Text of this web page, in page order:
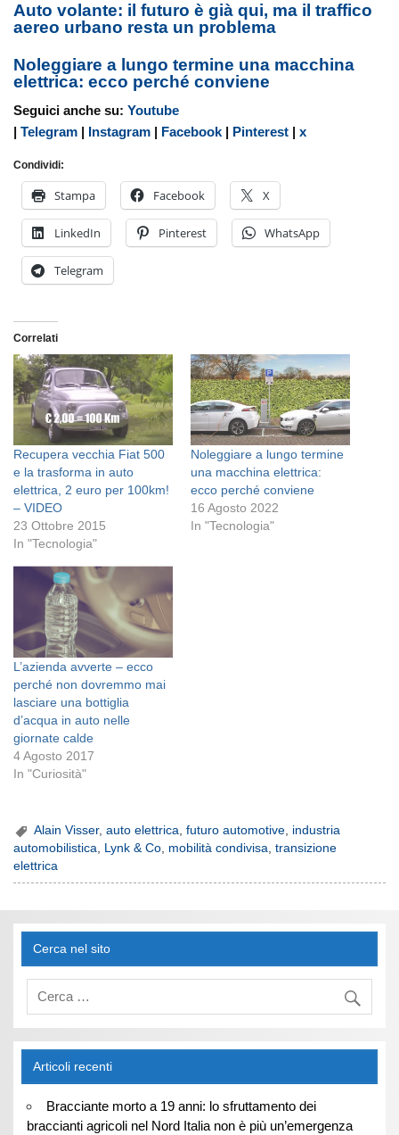
Auto volante: il futuro è già qui, ma il traffico
aereo urbano resta un problema
Noleggiare a lungo termine una macchina
elettrica: ecco perché conviene
Seguici anche su:Youtube
|Telegram | Instagram | Facebook | Pinterest |x
Condividi:
Stampa Facebook X
LinkedIn Pinterest WhatsApp
Telegram
Correlati
Recupera vecchia Fiat 500
e la trasforma in auto
elettrica, 2 euro per 100km!
– VIDEO
23 Ottobre 2015
In "Tecnologia"
Noleggiare a lungo termine
una macchina elettrica:
ecco perché conviene
16 Agosto 2022
In "Tecnologia"
L’azienda avverte – ecco
perché non dovremmo mai
lasciare una bottiglia
d’acqua in auto nelle
giornate calde
4 Agosto 2017
In "Curiosità"
Alain Visser,auto elettrica ,futuro automotive industria
automobilistica
Lynk & Co mobilità condivisa ,transizione
elettrica
Cerca nel sito
Articoli recenti
Bracciante morto a 19 anni: lo sfruttamento dei
braccianti agricoli nel Nord Italia non è più un’emergenza